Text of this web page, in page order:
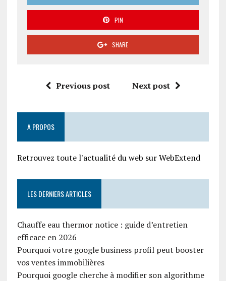
PIN
SHARE
Previous post Next post
A PROPOS
Retrouvez toute l'actualité du web sur WebExtend
LES DERNIERS ARTICLES
Chauffe eau thermor notice : guide d’entretien
efficace en 2026
Pourquoi votre google business profil peut booster
vos ventes immobilières
Pourquoi google cherche à modifier son algorithme